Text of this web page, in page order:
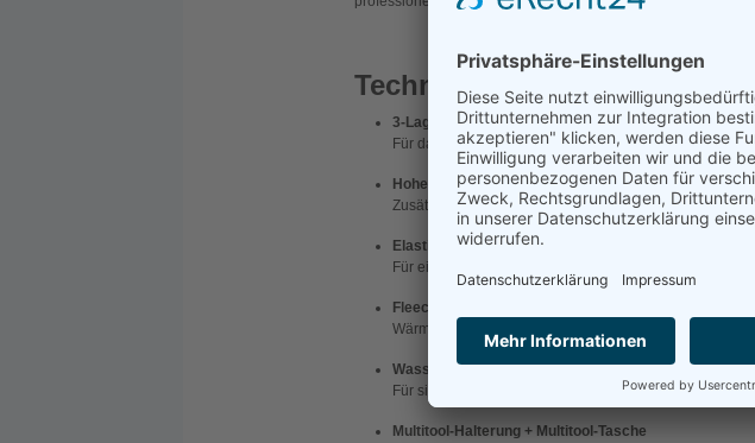
Technische Details &
3-Lagen Gore-Tex Pro Technologie
Für dauerhaft wasserdichten, winddichten und hoch
Hoher Latz mit robustem 2-Wege-Frontreißverschluss
Zusätzlicher Schutz vor Spritzwasser und Kälte.
Elastische, verstellbare Träger
Für eine ergonomische und individuelle Passform.
Fleecegefütterte Brusttasche
Wärmt die Hände und bietet Komfort in kalten
Wasserdichte Oberschenkeltasche
Für sichere Aufbewahrung wichtiger Gegenstände.
Multitool-Halterung + Multitool-Tasche